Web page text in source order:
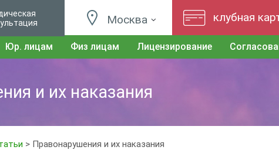
Москва клубная
Юр. лицам Физ лицам Лицензирование
и их наказания
> Правонарушения и их наказания